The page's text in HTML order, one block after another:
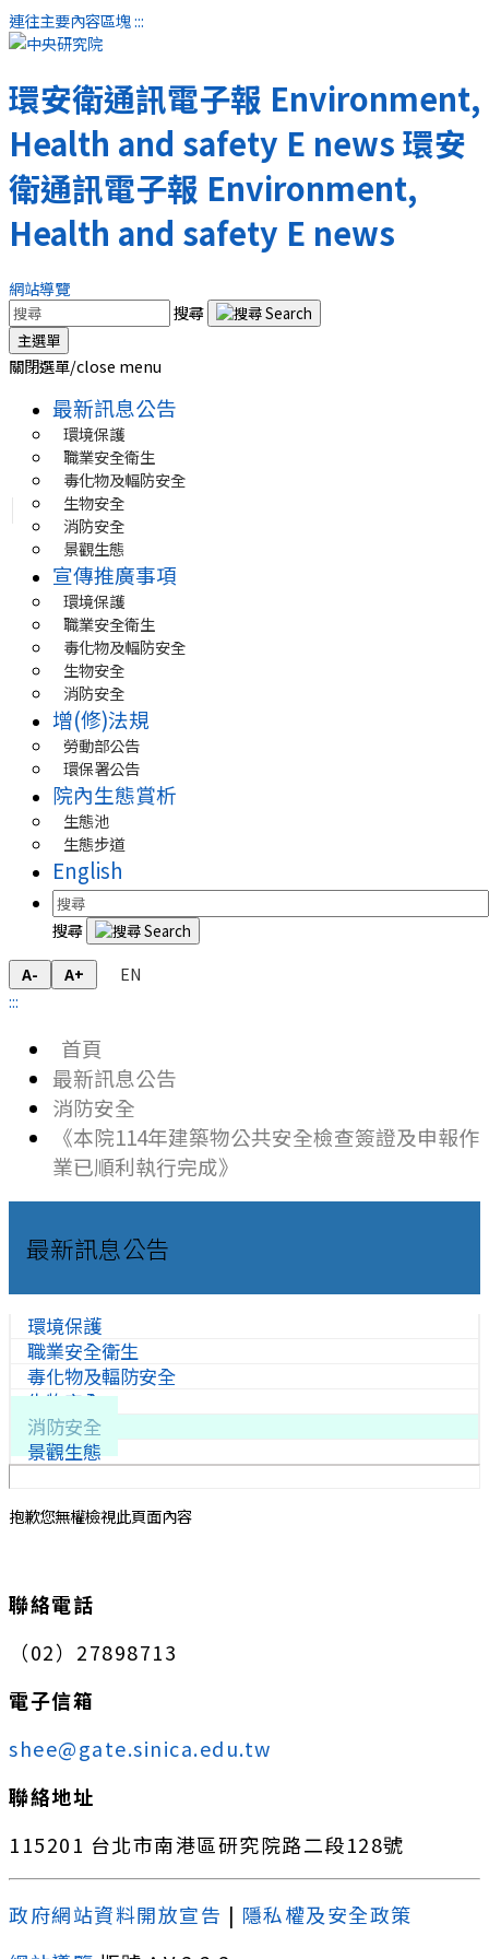
連往主要內容區塊:::
環安衛通訊電子報 Environment,
Health and safety E news環安
衛通訊電子報 Environment,
Health and safety E news
網站導覽
搜尋
主選單
關閉選單/close menu
最新訊息公告
環境保護
職業安全衛生
毒化物及輻防安全
生物安全
消防安全
景觀生態
宣傳推廣事項
環境保護
職業安全衛生
毒化物及輻防安全
生物安全
消防安全
增(修)法規
勞動部公告
環保署公告
院內生態賞析
生態池
生態步道
English
搜尋
A- A+
EN
:::
首頁
最新訊息公告
消防安全
《本院114年建築物公共安全檢查簽證及申報作
業已順利執行完成》
最新訊息公告
環境保護
職業安全衛生
毒化物及輻防安全
生物安全
消防安全
景觀生態
抱歉您無權檢視此頁面內容
聯絡電話
（02）27898713
電子信箱
shee@gate.sinica.edu.tw
聯絡地址
115201 台北市南港區研究院路二段128號
政府網站資料開放宣告 | 隱私權及安全政策